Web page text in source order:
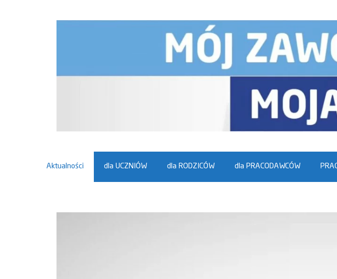
Aktualności dla UCZNIÓW dla RODZICÓW dla PRACODAWCÓW